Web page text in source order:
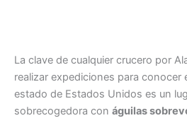
La clave de cualquier crucero por
realizar expediciones para conocer
estado de Estados Unidos es un
sobrecogedora con águilas